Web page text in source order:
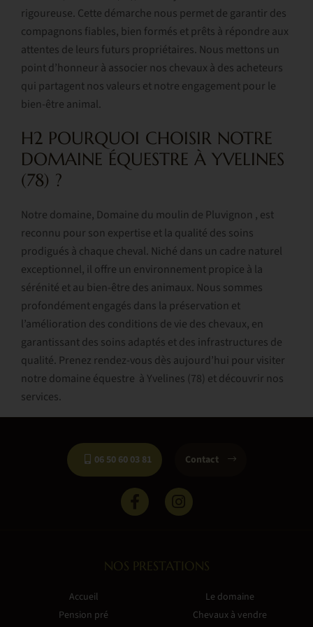
rigoureuse. Cette démarche nous permet de garantir des
compagnons fiables, bien formés et prêts à répondre aux
attentes de leurs futurs propriétaires. Nous mettons un
point d’honneur à associer nos chevaux à des acheteurs
qui partagent nos valeurs et notre engagement pour le
bien-être animal.
H2 POURQUOI CHOISIR NOTRE
DOMAINE ÉQUESTRE À YVELINES
(78) ?
Notre domaine, Domaine du moulin de Pluvignon , est
reconnu pour son expertise et la qualité des soins
prodigués à chaque cheval. Niché dans un cadre naturel
exceptionnel, il offre un environnement propice à la
sérénité et au bien-être des animaux. Nous sommes
profondément engagés dans la préservation et
l’amélioration des conditions de vie des chevaux, en
garantissant des soins adaptés et des infrastructures de
qualité. Prenez rendez-vous dès aujourd’hui pour visiter
notre domaine équestre à Yvelines (78) et découvrir nos
services.
06 50 60 03 81 Contact
NOS PRESTATIONS
Accueil
Le domaine
Pension pré
Chevaux à vendre